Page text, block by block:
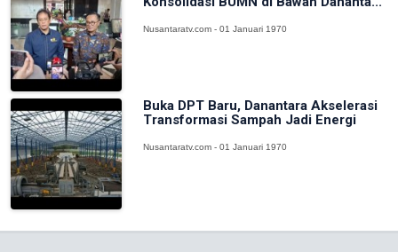
Nusantaratv.com - 01 Januari 1970
Buka DPT Baru, Danantara Akselerasi
Transformasi Sampah Jadi Energi
Nusantaratv.com - 01 Januari 1970